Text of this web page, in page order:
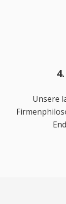
Unsere